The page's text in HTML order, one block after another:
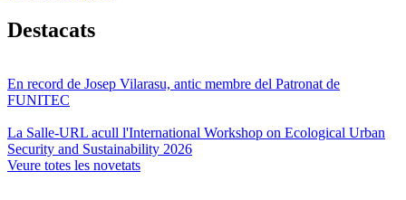
Destacats
En record de Josep Vilarasu, antic membre del Patronat de
FUNITEC
La Salle-URL acull l'International Workshop on Ecological Urban
Security and Sustainability 2026
Veure totes les novetats